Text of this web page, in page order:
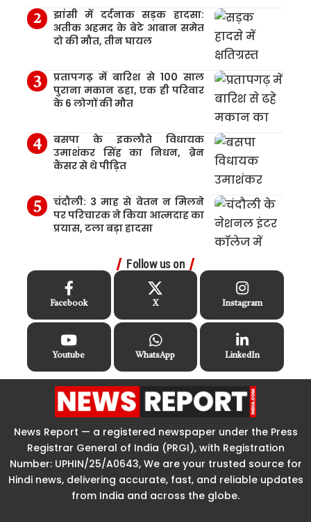
झांसी में दर्दनाक सड़क हादसा:
अतीक अहमद के बेटे आबान समेत
दो की मौत, तीन घायल
प्रतापगढ़ में बारिश से 100 साल
पुराना मकान ढहा, एक ही परिवार
के 6 लोगों की मौत
बसपा के इकलौते विधायक
उमाशंकर सिंह का निधन, ब्रेन
कैंसर से थे पीड़ित
चंदौली: 3 माह से वेतन न मिलने
पर परिचारक ने किया आत्मदाह का
प्रयास, टला बड़ा हादसा
Follow us on
Facebook X Instagram
Youtube WhatsApp LinkedIn
News Report — a registered newspaper under the Press
Registrar General of India (PRGI), with Registration
Number: UPHIN/25/A0643, We are your trusted source for
Hindi news, delivering accurate, fast, and reliable updates
from India and across the globe.